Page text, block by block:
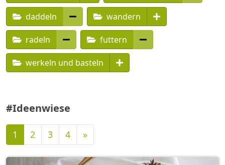
daddeln wandern
radeln futtern
werkeln und basteln
#Ideenwiese
1 2 3 4 »Nächste